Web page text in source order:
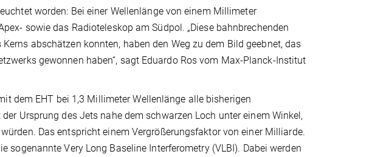
worden: Bei einer Wellenlänge von einem Millimeter
sowie das Radioteleskop am Südpol. „Diese bahnbrechenden
abschätzen konnten, haben den Weg zu dem Bild geebnet, das
gewonnen haben“, sagt Eduardo Ros vom Max-Planck-Institut
dem EHT bei 1,3 Millimeter Wellenlänge alle bisherigen
Ursprung des Jets nahe dem schwarzen Loch unter einem Winkel,
Das entspricht einem Vergrößerungsfaktor von einer Milliarde.
sogenannte Very Long Baseline Interferometry (VLBI). Dabei werden